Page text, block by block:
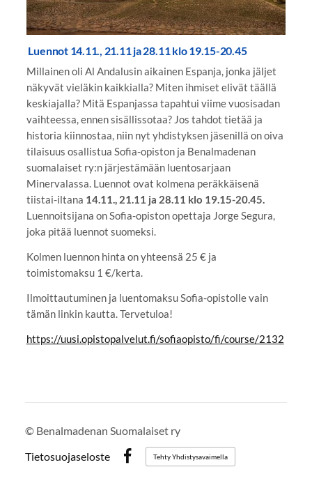
Luennot 14.11., 21.11 ja 28.11 klo 19.15-20.45
Millainen oli Al Andalusin aikainen Espanja, jonka jäljet
näkyvät vieläkin kaikkialla? Miten ihmiset elivät täällä
keskiajalla? Mitä Espanjassa tapahtui viime vuosisadan
vaihteessa, ennen sisällissotaa? Jos tahdot tietää ja
historia kiinnostaa, niin nyt yhdistyksen jäsenillä on oiva
tilaisuus osallistua Sofia-opiston ja Benalmadenan
suomalaiset ry:n järjestämään luentosarjaan
Minervalassa. Luennot ovat kolmena peräkkäisenä
tiistai-iltana 14.11., 21.11 ja 28.11 klo 19.15-20.45.
Luennoitsijana on Sofia-opiston opettaja Jorge Segura,
joka pitää luennot suomeksi.
Kolmen luennon hinta on yhteensä 25 € ja
toimistomaksu 1 €/kerta.
Ilmoittautuminen ja luentomaksu Sofia-opistolle vain
tämän linkin kautta. Tervetuloa!
https://uusi.opistopalvelut.fi/sofiaopisto/fi/course/2132
© Benalmadenan Suomalaiset ry
Tietosuojaseloste
Facebook
Tehty Yhdistysavaimella